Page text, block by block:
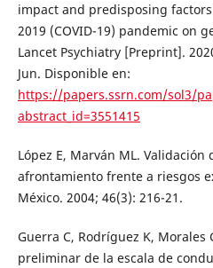
impact and predisposing
2019 (COVID-19) pandemic on
Lancet Psychiatry [Preprint].
Jun. Disponible en:
https://papers.ssrn.com/sol3/
abstract_id=3551415
López E, Marván ML. Validación
afrontamiento frente a riesgos
México. 2004; 46(3): 216-21.
Guerra C, Rodríguez K, Morales
preliminar de la escala de